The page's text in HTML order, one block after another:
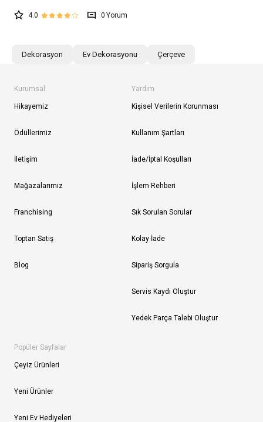
4.0 0
Dekorasyon Ev Dekorasyonu Çerçeve
Kurumsal
Hikayemiz
Ödüllerimiz
İletişim
Mağazalarımız
Franchising
Toptan Satış
Blog
Yardım
Kişisel Verilerin Korunması
Kullanım Şartları
İade/İptal Koşulları
İşlem Rehberi
Sık Sorulan Sorular
Kolay İade
Sipariş Sorgula
Servis Kaydı Oluştur
Yedek Parça Talebi Oluştur
Popüler Sayfalar
Çeyiz Ürünleri
Yeni Ürünler
Yeni Ev Hediyeleri